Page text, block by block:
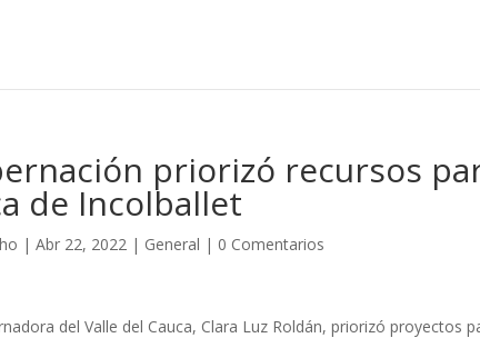
priorizó recursos
de Incolballet
|Abr 22, 2022 | General | 0 Comentarios
del Valle del Cauca, Clara Luz Roldán, priorizó proyectos